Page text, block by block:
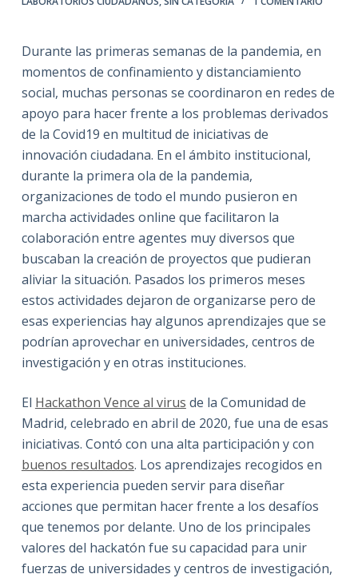
Durante las primeras semanas de la pandemia, en
momentos de confinamiento y distanciamiento
social, muchas personas se coordinaron en redes de
apoyo para hacer frente a los problemas derivados
de la Covid19 en multitud de iniciativas de
innovación ciudadana. En el ámbito institucional,
durante la primera ola de la pandemia,
organizaciones de todo el mundo pusieron en
marcha actividades online que facilitaron la
colaboración entre agentes muy diversos que
buscaban la creación de proyectos que pudieran
aliviar la situación. Pasados los primeros meses
estos actividades dejaron de organizarse pero de
esas experiencias hay algunos aprendizajes que se
podrían aprovechar en universidades, centros de
investigación y en otras instituciones.
El Hackathon Vence al virus de la Comunidad de
Madrid, celebrado en abril de 2020, fue una de esas
iniciativas. Contó con una alta participación y con
buenos resultados. Los aprendizajes recogidos en
esta experiencia pueden servir para diseñar
acciones que permitan hacer frente a los desafíos
que tenemos por delante. Uno de los principales
valores del hackatón fue su capacidad para unir
fuerzas de universidades y centros de investigación,